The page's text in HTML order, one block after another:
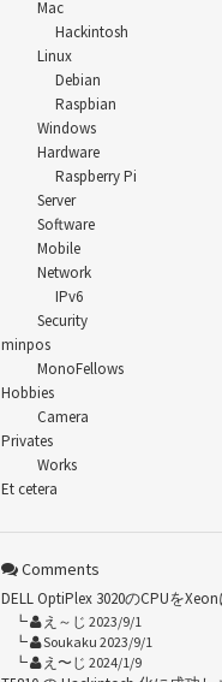
Mac
Hackintosh
Linux
Debian
Raspbian
Windows
Hardware
Raspberry Pi
Server
Software
Mobile
Network
IPv6
Security
minpos
MonoFellows
Hobbies
Camera
Privates
Works
Et cetera
Comments
DELL OptiPlex 3020のCPUを
え～じ 2023/9/1
Soukaku 2023/9/1
え〜じ 2024/1/9